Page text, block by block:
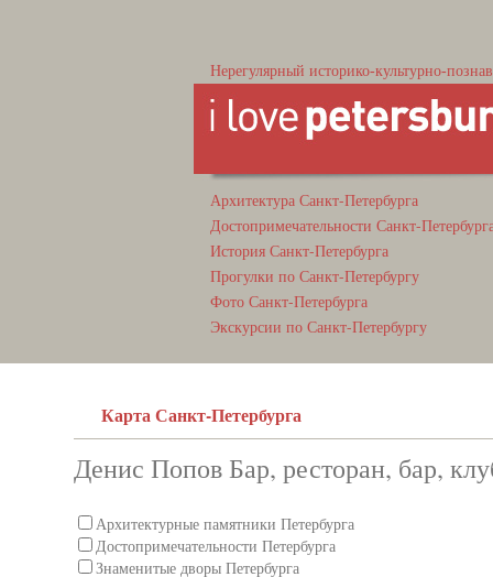
Нерегулярный историко-культурно-
Архитектура Санкт-Петербурга
Достопримечательности Санкт-
История Санкт-Петербурга
Прогулки по Санкт-Петербургу
Фото Санкт-Петербурга
Экскурсии по Санкт-Петербургу
Карта Санкт-Петербурга
Денис Попов Бар, ресторан, бар,
Архитектурные памятники Петербурга
Достопримечательности Петербурга
Знаменитые дворы Петербурга